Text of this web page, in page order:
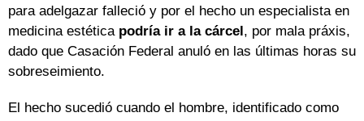
para adelgazar falleció y por el hecho un especialista en
medicina estética podría ir a la cárcel, por mala práxis,
dado que Casación Federal anuló en las últimas horas su
sobreseimiento.
El hecho sucedió cuando el hombre, identificado como